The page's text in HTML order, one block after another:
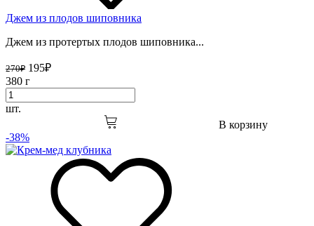
Джем из плодов шиповника
Джем из протертых плодов шиповника...
270₽ 195₽
380 г
шт.
В корзину
-38%